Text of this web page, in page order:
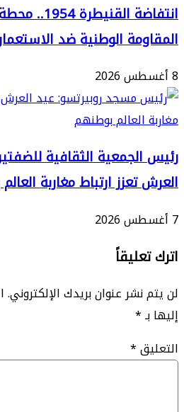
انتفاضة القنيطرة 1954..
الوطنية ضد الاستعمار
الثقافية للضفتين:
ارتباط مغاربة العالم
عنوان بريدك الإلكتروني.الحقول
*
*